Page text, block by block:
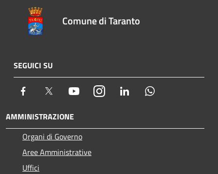
Comune di Taranto
SEGUICI SU
Facebook Twitter YoutubeInstagram LinkedIn
AMMINISTRAZIONE
Organi di Governo
Aree Amministrative
Uffici